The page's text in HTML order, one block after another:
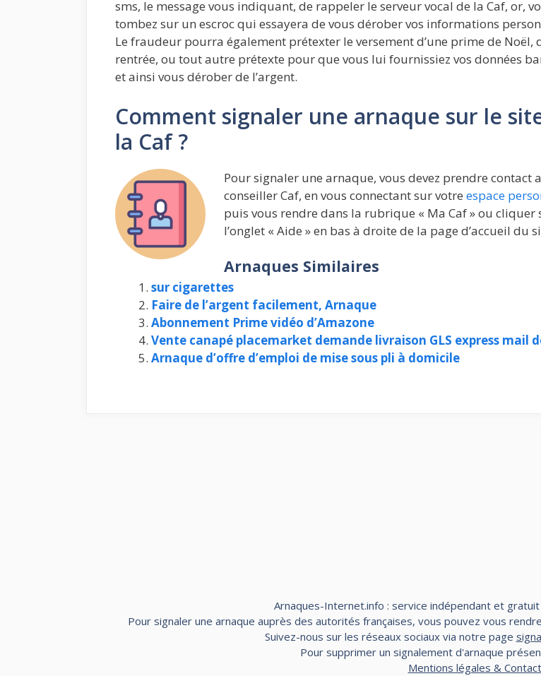
sms, le message vous indiquant, de rappeler le serveur vocal de la Caf, or,
tombez sur un escroc qui essayera de vous dérober vos informations
Le fraudeur pourra également prétexter le versement d’une prime de Noël,
rentrée, ou tout autre prétexte pour que vous lui fournissiez vos données
et ainsi vous dérober de l’argent.
Comment signaler une arnaque sur le
la Caf ?
Pour signaler une arnaque, vous devez prendre contact
conseiller Caf, en vous connectant sur votre espace
puis vous rendre dans la rubrique « Ma Caf » ou cliquer
l’onglet « Aide » en bas à droite de la page d’accueil du
Arnaques Similaires
sur cigarettes
Faire de l’argent facilement, Arnaque
Abonnement Prime vidéo d’Amazone
Vente canapé placemarket demande livraison GLS express mail
Arnaque d’offre d’emploi de mise sous pli à domicile
Arnaques-Internet.info : service indépendant et
Pour signaler une arnaque auprès des autorités françaises, vous pouvez vous
Suivez-nous sur les réseaux sociaux via notre page
Pour supprimer un signalement d'arnaque
Mentions légales & Contact